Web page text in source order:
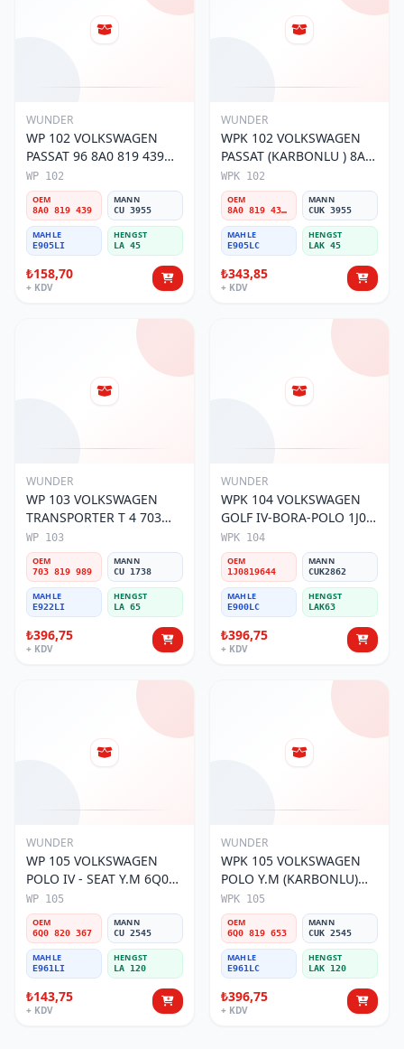
WUNDER
WP 102 VOLKSWAGEN
PASSAT 96 8A0 819 439
Polen Filtresi
WP 102
OEM
8A0 819 439
MANN
CU 3955
MAHLE
E905LI
HENGST
LA 45
₺158,70
+ KDV
WUNDER
WPK 102 VOLKSWAGEN
PASSAT (KARBONLU ) 8A0
819 439B Polen Filtresi
WPK 102
OEM
8A0 819 439B
MANN
CUK 3955
MAHLE
E905LC
HENGST
LAK 45
₺343,85
+ KDV
WUNDER
WP 103 VOLKSWAGEN
TRANSPORTER T 4 703
819 989 Polen Filtresi
WP 103
OEM
703 819 989
MANN
CU 1738
MAHLE
E922LI
HENGST
LA 65
₺396,75
+ KDV
WUNDER
WPK 104 VOLKSWAGEN
GOLF IV-BORA-POLO 1J0
819 644 Polen Filtresi
WPK 104
OEM
1J0819644
MANN
CUK2862
MAHLE
E900LC
HENGST
LAK63
₺396,75
+ KDV
WUNDER
WP 105 VOLKSWAGEN
POLO IV - SEAT Y.M 6Q0
820 367 Polen Filtresi
WP 105
OEM
6Q0 820 367
MANN
CU 2545
MAHLE
E961LI
HENGST
LA 120
₺143,75
+ KDV
WUNDER
WPK 105 VOLKSWAGEN
POLO Y.M (KARBONLU)
6Q0 819 653 Polen Filtresi
WPK 105
OEM
6Q0 819 653
MANN
CUK 2545
MAHLE
E961LC
HENGST
LAK 120
₺396,75
+ KDV